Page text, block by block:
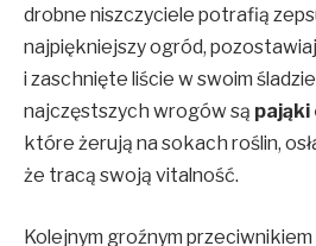
drobne niszczyciele potrafią
najpiękniejszy ogród,
i zaschnięte liście w swoim
najczęstszych wrogów są pająki
które żerują na sokach roślin,
że tracą swoją vitalność.
Kolejnym groźnym przeciwnikiem